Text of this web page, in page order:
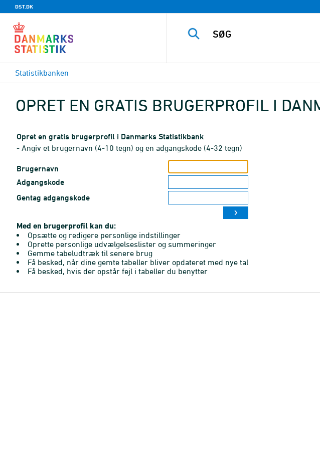
DST.DK
Statistikbanken
OPRET EN GRATIS BRUGERPROFIL I
Opret en gratis brugerprofil i Danmarks Statistikbank
- Angiv et brugernavn (4-10 tegn) og en adgangskode (4-32 tegn)
Brugernavn
Adgangskode
Gentag adgangskode
Med en brugerprofil kan du:
Opsætte og redigere personlige indstillinger
Oprette personlige udvælgelseslister og summeringer
Gemme tabeludtræk til senere brug
Få besked, når dine gemte tabeller bliver opdateret med nye tal
Få besked, hvis der opstår fejl i tabeller du benytter